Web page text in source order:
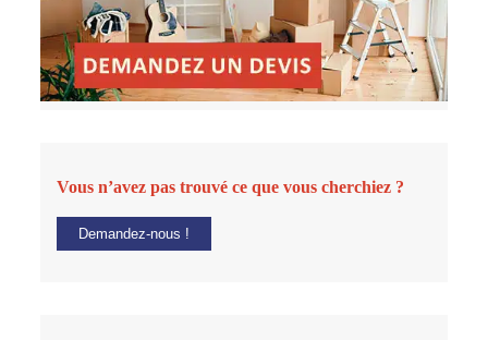
Vous n’avez pas trouvé ce que vous cherchiez ?
Demandez-nous !